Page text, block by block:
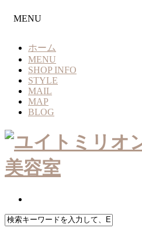
MENU
ホーム
MENU
SHOP INFO
STYLE
MAIL
MAP
BLOG